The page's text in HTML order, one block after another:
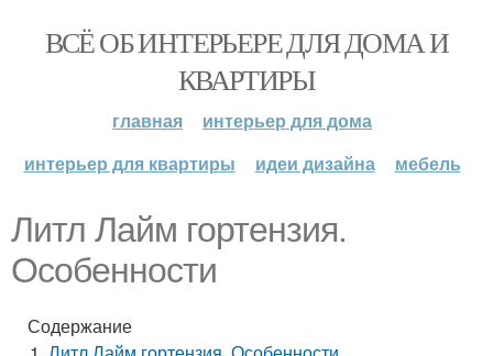
ВСЁ ОБ ИНТЕРЬЕРЕ ДЛЯ ДОМА И
КВАРТИРЫ
главная
интерьер для дома
интерьер для квартиры
идеи дизайна мебель
Литл Лайм гортензия.
Особенности
Содержание